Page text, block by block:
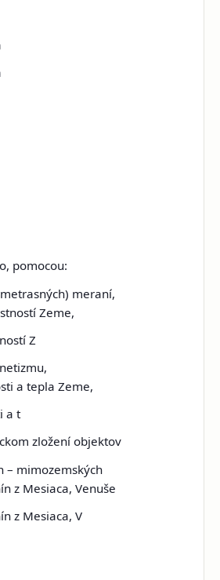
pomocou:
meraní,
Zeme,
Z
a tepla Zeme,
a t
zložení objektov
– mimozemských
z Mesiaca, Venuše
z Mesiaca, V